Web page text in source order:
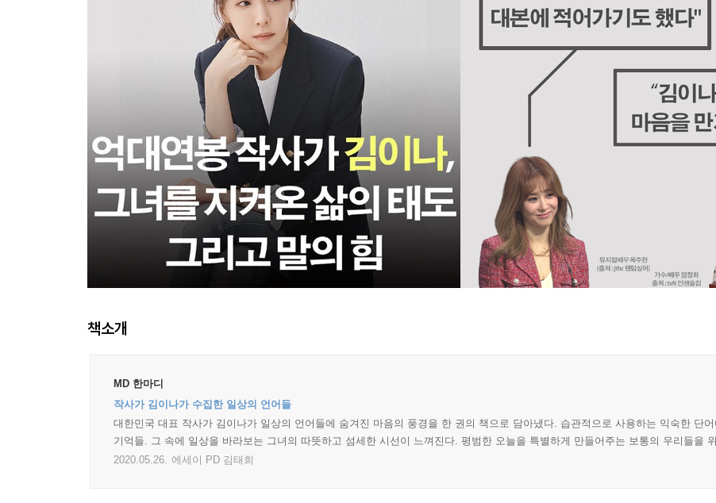
책소개
MD 한마디
작사가 김이나가 수집한 일상의 언어들
대한민국 대표 작사가 김이나가 일상의 언어들에 숨겨진 마음의 풍경을 한 권의 책으로 담아냈다. 습관적으로 사용하는 익숙한 단
기억들. 그 속에 일상을 바라보는 그녀의 따뜻하고 섬세한 시선이 느껴진다. 평범한 오늘을 특별하게 만들어주는 보통의 우리들을
2020.05.26. 에세이 PD 김태희